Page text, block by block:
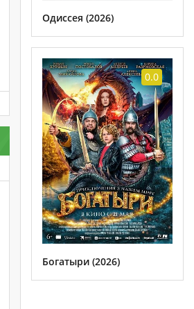
Одиссея (2026)
0.0
Богатыри (2026)